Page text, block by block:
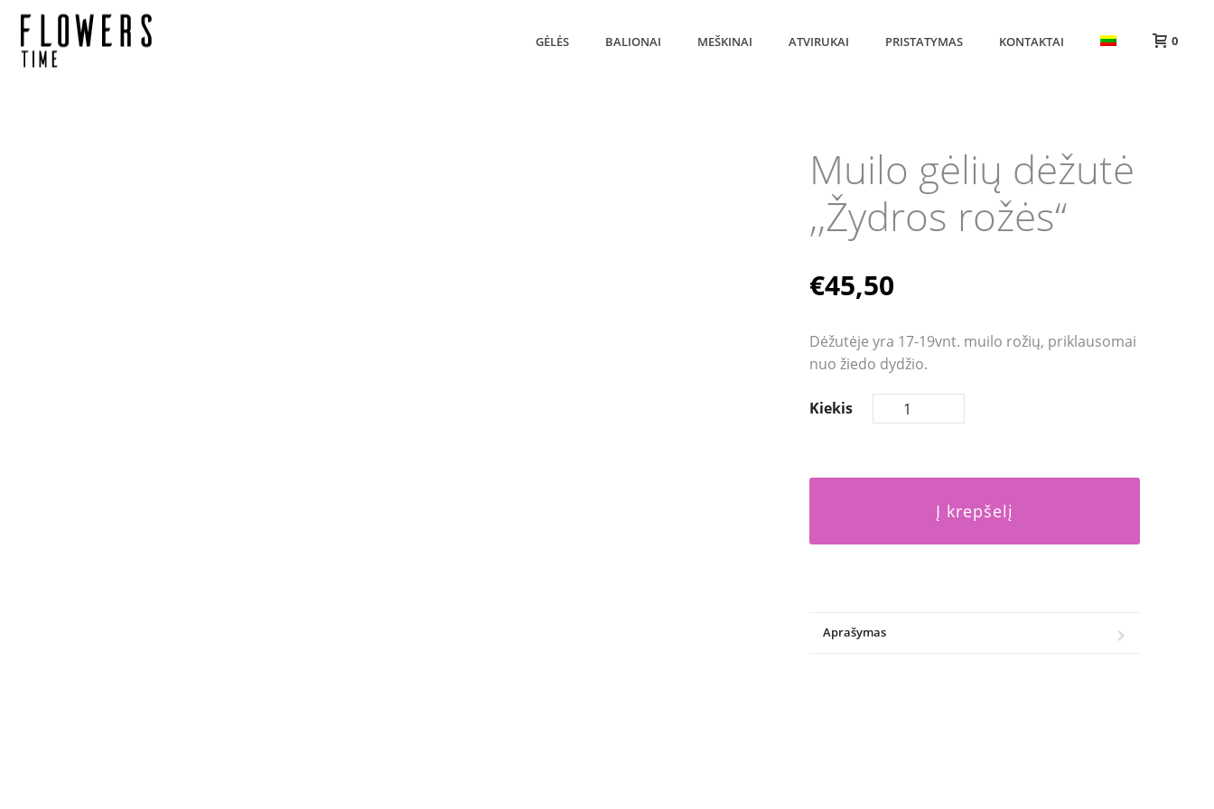
GĖLĖS BALIONAI MEŠKINAI ATVIRUKAI PRISTATYMAS KONTAKTAI 0
Muilo gėlių dėžutė
,,Žydros rožės“
€45,50
Dėžutėje yra 17-19vnt. muilo rožių, priklausomai
nuo žiedo dydžio.
Kiekis
Į krepšelį
Aprašymas